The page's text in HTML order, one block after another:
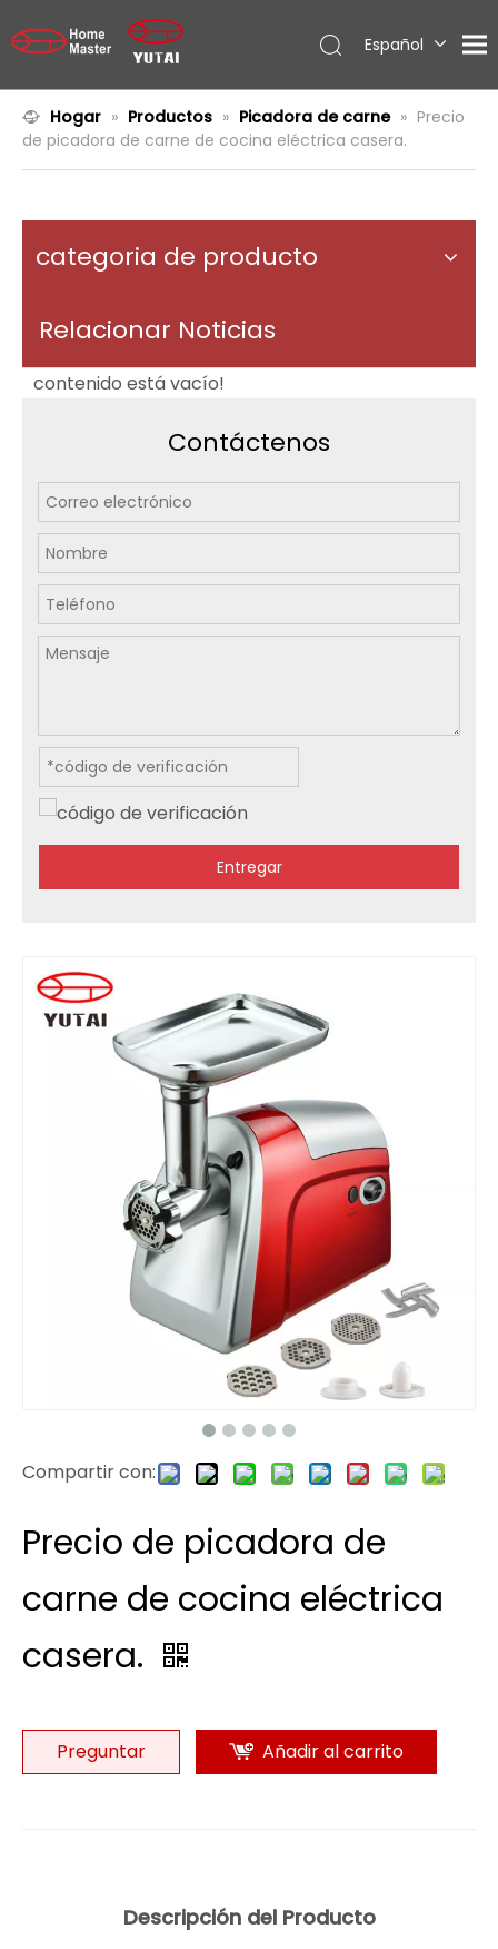
Español
العربية
Pусский
Hogar » Productos » Picadora de carne » Precio
de picadora de carne de cocina eléctrica casera.
categoria de producto
Relacionar Noticias
contenido está vacío!
Contáctenos
Entregar
Compartir con:
Precio de picadora de
carne de cocina eléctrica
casera.
Preguntar Añadir al carrito
Descripción del Producto